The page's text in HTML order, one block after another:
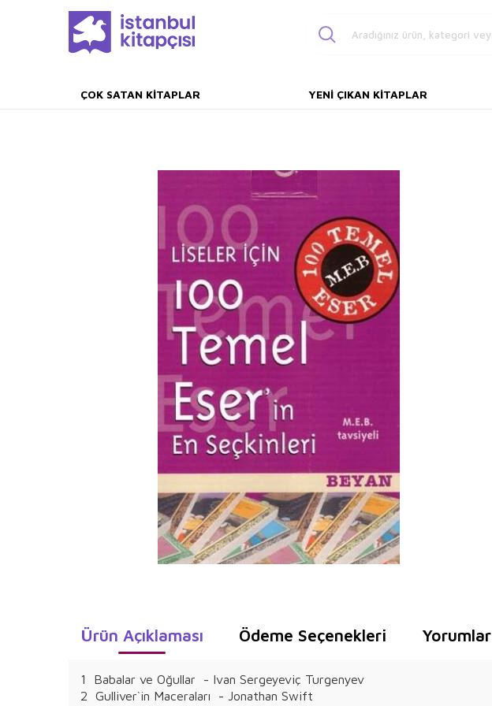
ÇOK SATAN KITAPLAR YENI ÇIKAN KITAPLAR
Ürün Açıklaması Ödeme Seçenekleri Yorumlar
1 Babalar ve Oğullar - Ivan Sergeyeviç Turgenyev
2 Gulliver`in Maceraları - Jonathan Swift